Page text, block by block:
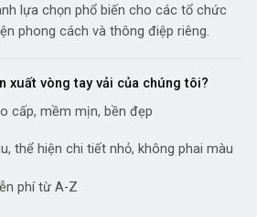
lựa chọn phổ biến cho các tổ chức
phong cách và thông điệp riêng.
xuất vòng tay vải của chúng tôi?
cấp, mềm mịn, bền đẹp
thể hiện chi tiết nhỏ, không phai màu
phí từ A-Z